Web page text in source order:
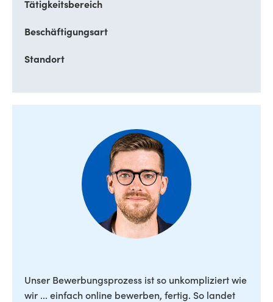
Tätigkeitsbereich
Beschäftigungsart
Standort
Unser Bewerbungsprozess ist so unkompliziert wie
wir ... einfach online bewerben, fertig. So landet